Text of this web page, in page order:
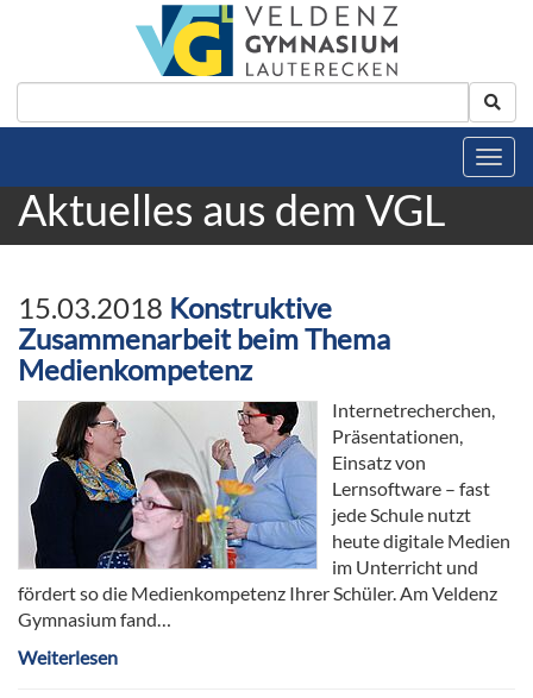
Aktuelles aus dem VGL
15.03.2018 Konstruktive
Zusammenarbeit beim Thema
Medienkompetenz
Internetrecherchen,
Präsentationen,
Einsatz von
Lernsoftware – fast
jede Schule nutzt
heute digitale Medien
im Unterricht und
fördert so die Medienkompetenz Ihrer Schüler. Am Veldenz
Gymnasium fand…
Weiterlesen